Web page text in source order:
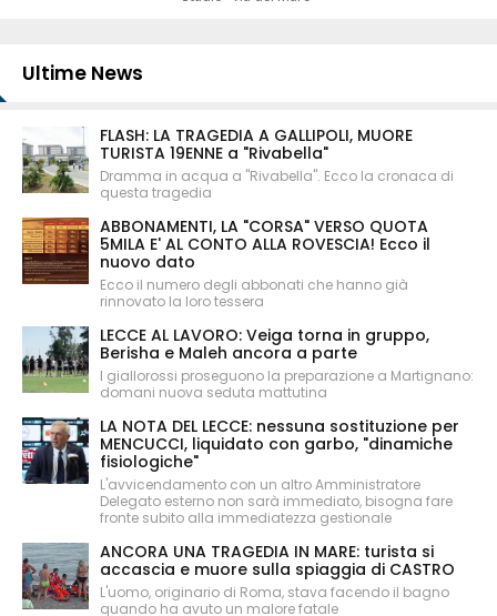
Ultime News
FLASH: LA TRAGEDIA A GALLIPOLI, MUORE
TURISTA 19ENNE a "Rivabella"
Dramma in acqua a "Rivabella". Ecco la cronaca di
questa tragedia
ABBONAMENTI, LA "CORSA" VERSO QUOTA
5MILA E' AL CONTO ALLA ROVESCIA! Ecco il
nuovo dato
Ecco il numero degli abbonati che hanno già
rinnovato la loro tessera
LECCE AL LAVORO: Veiga torna in gruppo,
Berisha e Maleh ancora a parte
I giallorossi proseguono la preparazione a Martignano:
domani nuova seduta mattutina
LA NOTA DEL LECCE: nessuna sostituzione per
MENCUCCI, liquidato con garbo, "dinamiche
fisiologiche"
L'avvicendamento con un altro Amministratore
Delegato esterno non sarà immediato, bisogna fare
fronte subito alla immediatezza gestionale
ANCORA UNA TRAGEDIA IN MARE: turista si
accascia e muore sulla spiaggia di CASTRO
L'uomo, originario di Roma, stava facendo il bagno
quando ha avuto un malore fatale